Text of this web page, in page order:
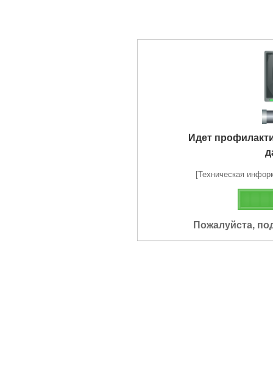
Идет
[Техническая
Пожалуйста,